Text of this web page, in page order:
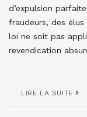
d’expulsion
fraudeurs, des élus
loi ne soit pas
revendication
LIRE LA SUITE